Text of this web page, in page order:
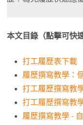
本文目錄（點擊可快
打工履歷表下載
履歷撰寫教學：
打工履歷撰寫教
打工履歷撰寫教
履歷撰寫教學 -